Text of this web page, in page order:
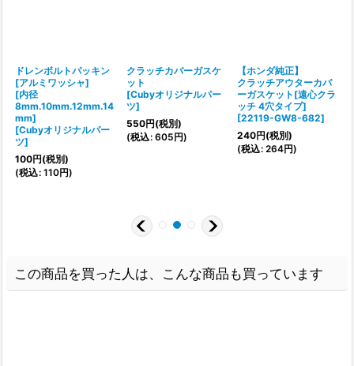
ドレンボルトパッキン
[アルミワッシャ]
[内径
8mm.10mm.12mm.14
mm]
[Cubyオリジナルパー
ツ]
100円(税別)
(税込: 110円)
クラッチカバーガスケ
ット
[Cubyオリジナルパー
ツ]
550円(税別)
(税込: 605円)
【ホンダ純正】
クラッチアウターカバ
ーガスケット[遠心クラ
ッチ 4穴タイプ]
[22119-GW8-682]
240円(税別)
(税込: 264円)
この商品を買った人は、こんな商品も買っています